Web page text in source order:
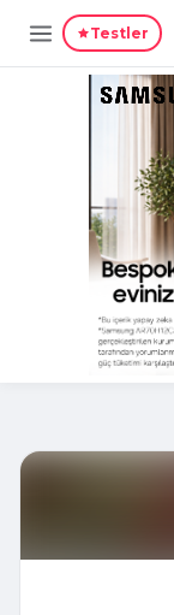
Testler